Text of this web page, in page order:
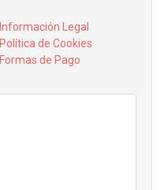
Información Legal
Política de Cookies
Formas de Pago